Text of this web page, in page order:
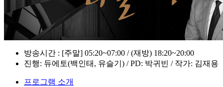
방송시간 : [주말] 05:20~07:00 / (재방) 18:20~20:00
진행: 듀에토(백인태, 유슬기) / PD: 박귀빈 / 작가: 김재용
프로그램 소개